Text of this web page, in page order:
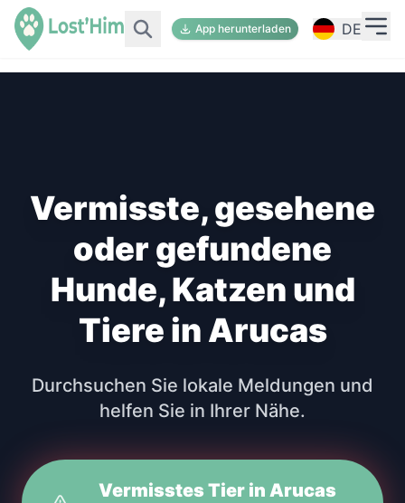
App herunterladen DE
Vermisste, gesehene
oder gefundene
Hunde, Katzen und
Tiere in Arucas
Durchsuchen Sie lokale Meldungen und
helfen Sie in Ihrer Nähe.
Vermisstes Tier in Arucas